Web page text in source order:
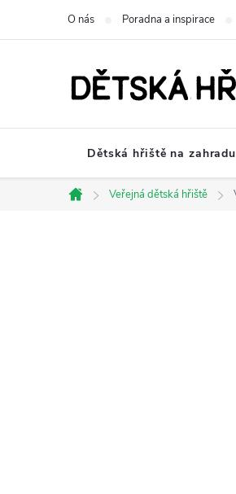
O nás Poradna a inspirace
Dětská hřiště na zahradu
Domů
Veřejná dětská hřiště